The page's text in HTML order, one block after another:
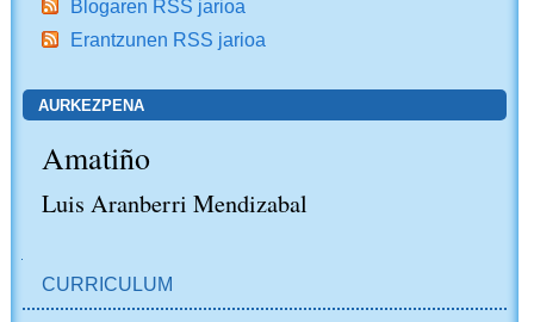
Blogaren RSS jarioa
Erantzunen RSS jarioa
AURKEZPENA
Amatiño
Luis Aranberri Mendizabal
CURRICULUM